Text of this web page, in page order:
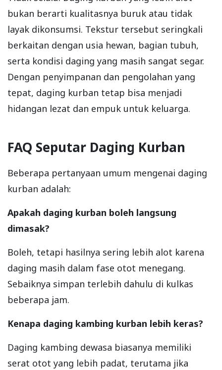
bukan berarti kualitasnya buruk atau tidak
layak dikonsumsi. Tekstur tersebut seringkali
berkaitan dengan usia hewan, bagian tubuh,
serta kondisi daging yang masih sangat segar.
Dengan penyimpanan dan pengolahan yang
tepat, daging kurban tetap bisa menjadi
hidangan lezat dan empuk untuk keluarga.
FAQ Seputar Daging Kurban
Beberapa pertanyaan umum mengenai daging
kurban adalah:
Apakah daging kurban boleh langsung
dimasak?
Boleh, tetapi hasilnya sering lebih alot karena
daging masih dalam fase otot menegang.
Sebaiknya simpan terlebih dahulu di kulkas
beberapa jam.
Kenapa daging kambing kurban lebih keras?
Daging kambing dewasa biasanya memiliki
serat otot yang lebih padat, terutama jika